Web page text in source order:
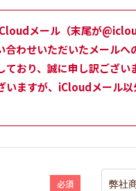
メール（末尾が
合わせいただいたメールへ
ており、誠に申し訳ござい
いますが、iCloudメール